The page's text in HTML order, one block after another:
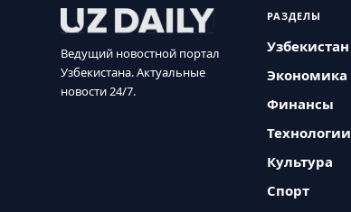
Ведущий новостной портал
Узбекистана. Актуальные
новости 24/7.
РАЗДЕЛЫ
Узбекистан
Экономика
Финансы
Технологии
Культура
Спорт